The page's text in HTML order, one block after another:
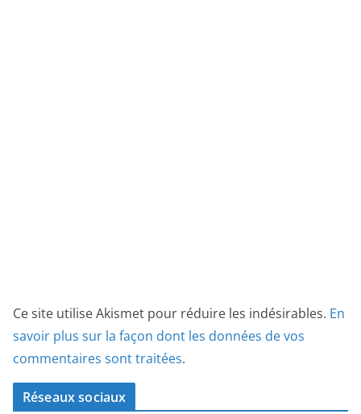
Ce site utilise Akismet pour réduire les indésirables. En
savoir plus sur la façon dont les données de vos
commentaires sont traitées.
Réseaux sociaux